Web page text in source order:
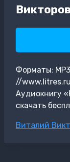
Форматы:
//
Аудиокнигу
скачать
Метки
Виталий